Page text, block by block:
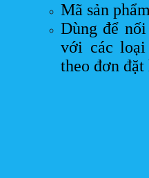
Mã sản
Dùng để
với các loại
theo đơn đặt